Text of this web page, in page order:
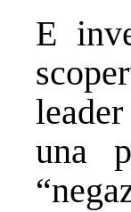
E
una